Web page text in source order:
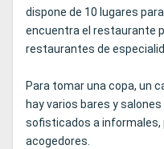
dispone de 10 lugares
encuentra el restaurante
restaurantes de
Para tomar una copa, un
hay varios bares y
sofisticados a informales,
acogedores.